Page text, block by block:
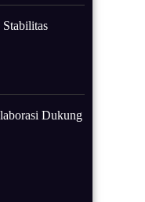
Stabilitas
Dukung